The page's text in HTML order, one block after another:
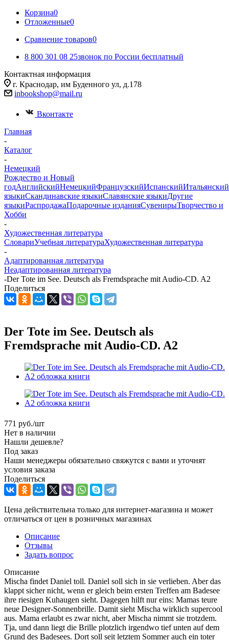
Корзина0
Отложенные0
Сравнение товаров0
8 800 301 08 25звонок по России бесплатный
Контактная информация
г. Краснодар, им Буденного ул, д.178
inbookshop@mail.ru
Вконтакте
Главная
-
Каталог
-
Немецкий
Рождество и Новый
годАнглийскийНемецкийФранцузскийИспанскийИтальянский
языкиСкандинавские языкиСлавянские языкиДругие
языкиРаспродажаПодарочные изданияСувенирыТворчество и
Хобби
-
Художественная литература
СловариУчебная литератураХудожественная литература
-
Адаптированная литература
Неадаптированная литература
-Der Tote im See. Deutsch als Fremdsprache mit Audio-CD. A2
Поделиться
Der Tote im See. Deutsch als
Fremdsprache mit Audio-CD. A2
771 руб./шт
Нет в наличии
Нашли дешевле?
Под заказ
Наши менеджеры обязательно свяжутся с вами и уточнят
условия заказа
Поделиться
Цена действительна только для интернет-магазина и может
отличаться от цен в розничных магазинах
Описание
Отзывы
Задать вопрос
Описание
Mischa findet Daniel toll. Daniel soll sich in sie verlieben. Aber das
klappt sicher nicht, wenn er gleich beim ersten Treffen am Badesee
ihre riesigen Kuhaugen sieht. Dagegen hilft nur eins: Mamas teure
neue Designer-Sonnenbrille. Damit sieht Mischa wirklich supercool
aus. Mama erlaubt es zwar nicht, aber Mischa nimmt sie trotzdem.
Tja, und dann liegt die Brille plotzlich irgendwo tief unten auf dem
Grund des Badesees. Dort soll seit letztem Sommer auch ein toter